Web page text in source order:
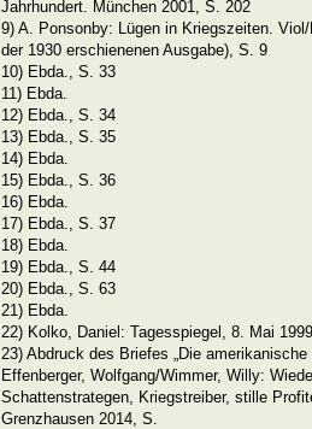
Jahrhundert. München 2001, S. 202
9) A. Ponsonby: Lügen in Kriegszeiten.
der 1930 erschienenen Ausgabe), S. 9
10) Ebda., S. 33
11) Ebda.
12) Ebda., S. 34
13) Ebda., S. 35
14) Ebda.
15) Ebda., S. 36
16) Ebda.
17) Ebda., S. 37
18) Ebda.
19) Ebda., S. 44
20) Ebda., S. 63
21) Ebda.
22) Kolko, Daniel: Tagesspiegel, 8. Mai 1999
23) Abdruck des Briefes „Die amerikanische
Effenberger, Wolfgang/Wimmer, Willy:
Schattenstrategen, Kriegstreiber, stille
Grenzhausen 2014, S.